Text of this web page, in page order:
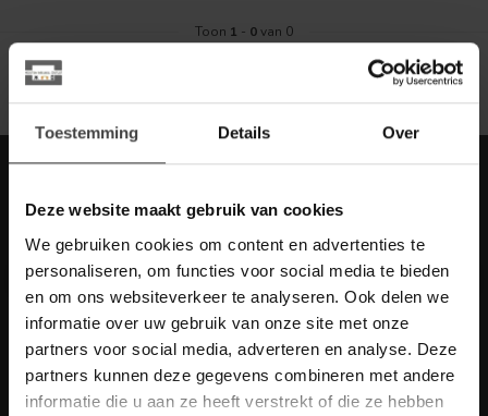
Toestemming Details Over
Deze website maakt gebruik van cookies
We gebruiken cookies om content en advertenties te
personaliseren, om functies voor social media te bieden
en om ons websiteverkeer te analyseren. Ook delen we
informatie over uw gebruik van onze site met onze
partners voor social media, adverteren en analyse. Deze
partners kunnen deze gegevens combineren met andere
informatie die u aan ze heeft verstrekt of die ze hebben
Toon 1 - 0van 0
Meer informatie
Heb je vragen over onze artikelen of jouw aankoop? Bekijk dan
de klantenservice pagina. Daar staan antwoorden op veel
scherpe acties